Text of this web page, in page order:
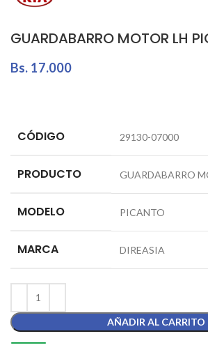
GUARDABARRO MOTOR LH
Bs. 17.000
CÓDIGO 29130-07000
PRODUCTO GUARDABARRO
MODELO PICANTO
MARCA DIREASIA
AÑADIR AL CARRITO